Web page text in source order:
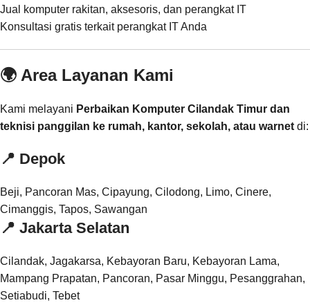
Jual komputer rakitan, aksesoris, dan perangkat IT
Konsultasi gratis terkait perangkat IT Anda
🌍 Area Layanan Kami
Kami melayani Perbaikan Komputer Cilandak Timur dan
teknisi panggilan ke rumah, kantor, sekolah, atau warnet di:
📍 Depok
Beji, Pancoran Mas, Cipayung, Cilodong, Limo, Cinere,
Cimanggis, Tapos, Sawangan
📍 Jakarta Selatan
Cilandak, Jagakarsa, Kebayoran Baru, Kebayoran Lama,
Mampang Prapatan, Pancoran, Pasar Minggu, Pesanggrahan,
Setiabudi, Tebet